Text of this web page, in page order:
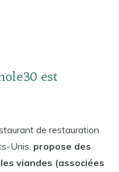
est
de restauration
Unis, propose des
viandes (associées